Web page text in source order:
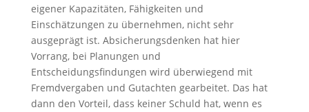
eigener Kapazitäten, Fähigkeiten und
Einschätzungen zu übernehmen, nicht sehr
ausgeprägt ist. Absicherungsdenken hat hier
Vorrang, bei Planungen und
Entscheidungsfindungen wird überwiegend mit
Fremdvergaben und Gutachten gearbeitet. Das hat
dann den Vorteil, dass keiner Schuld hat, wenn es